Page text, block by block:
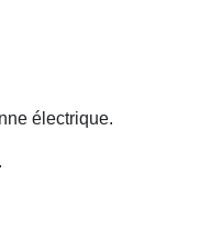
électrique.